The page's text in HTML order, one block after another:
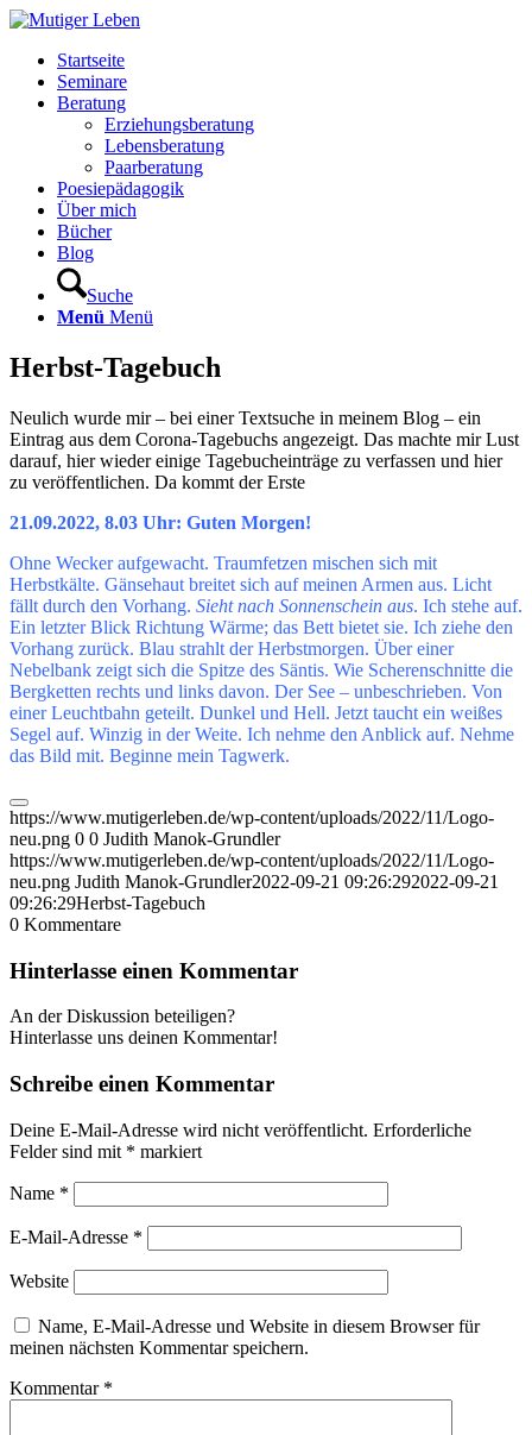
Startseite
Seminare
Beratung
Erziehungsberatung
Lebensberatung
Paarberatung
Poesiepädagogik
Über mich
Bücher
Blog
Suche
Menü Menü
Herbst-Tagebuch
Neulich wurde mir – bei einer Textsuche in meinem Blog – ein
Eintrag aus dem Corona-Tagebuchs angezeigt. Das machte mir Lust
darauf, hier wieder einige Tagebucheinträge zu verfassen und hier
zu veröffentlichen. Da kommt der Erste
21.09.2022, 8.03 Uhr: Guten Morgen!
Ohne Wecker aufgewacht. Traumfetzen mischen sich mit
Herbstkälte. Gänsehaut breitet sich auf meinen Armen aus. Licht
fällt durch den Vorhang. Sieht nach Sonnenschein aus. Ich stehe auf.
Ein letzter Blick Richtung Wärme; das Bett bietet sie. Ich ziehe den
Vorhang zurück. Blau strahlt der Herbstmorgen. Über einer
Nebelbank zeigt sich die Spitze des Säntis. Wie Scherenschnitte die
Bergketten rechts und links davon. Der See – unbeschrieben. Von
einer Leuchtbahn geteilt. Dunkel und Hell. Jetzt taucht ein weißes
Segel auf. Winzig in der Weite. Ich nehme den Anblick auf. Nehme
das Bild mit. Beginne mein Tagwerk.
https://www.mutigerleben.de/wp-content/uploads/2022/11/Logo-
neu.png 0 0 Judith Manok-Grundler
https://www.mutigerleben.de/wp-content/uploads/2022/11/Logo-
neu.png Judith Manok-Grundler2022-09-21 09:26:292022-09-21
09:26:29Herbst-Tagebuch
0 Kommentare
Hinterlasse einen Kommentar
An der Diskussion beteiligen?
Hinterlasse uns deinen Kommentar!
Schreibe einen Kommentar
Deine E-Mail-Adresse wird nicht veröffentlicht. Erforderliche
Felder sind mit * markiert
Name *
E-Mail-Adresse *
Website
Name, E-Mail-Adresse und Website in diesem Browser für
meinen nächsten Kommentar speichern.
Kommentar *